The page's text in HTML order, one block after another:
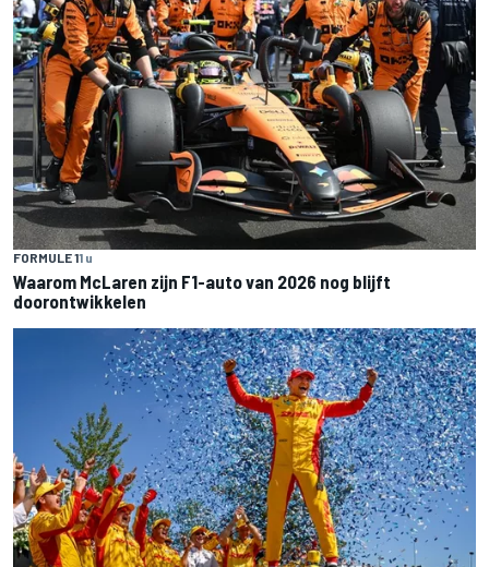
FORMULE 11 u
Waarom McLaren zijn F1-auto van 2026 nog blijft
doorontwikkelen